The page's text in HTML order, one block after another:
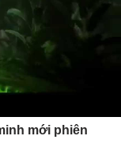
mới phiên